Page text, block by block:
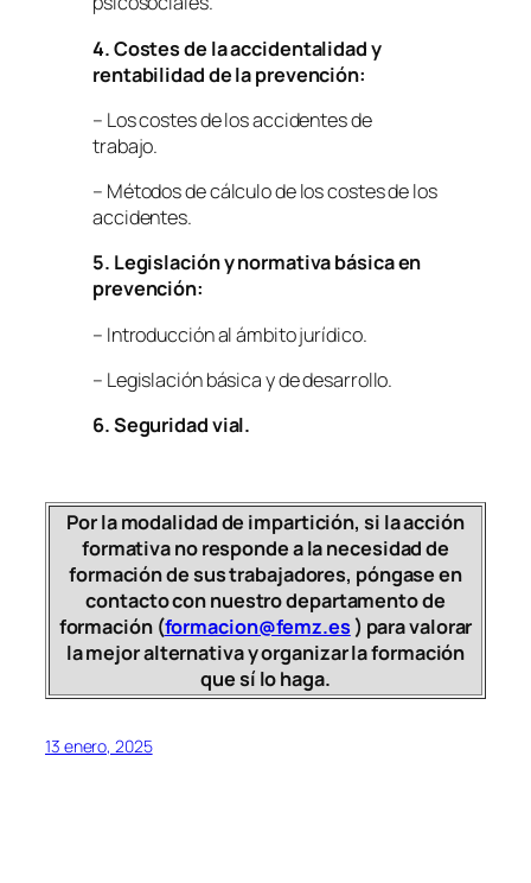
4. Costes de la accidentalidad y
rentabilidad de la prevención:
– Los costes de los accidentes de
trabajo.
– Métodos de cálculo de los costes de los
accidentes.
5. Legislación y normativa básica en
prevención:
– Introducción al ámbito jurídico.
– Legislación básica y de desarrollo.
6. Seguridad vial.
Por la modalidad de impartición, si la acción
formativa no responde a la necesidad de
formación de sus trabajadores, póngase en
contacto con nuestro departamento de
formación (formacion@femz.es) para valorar
la mejor alternativa y organizar la formación
que sí lo haga.
13 enero, 2025